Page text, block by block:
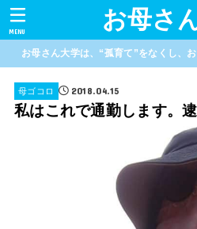
お母さ
MENU
お母さん大学は、“孤育て”をなくし、
母ゴコロ 2018.04.15
私はこれで通勤します。